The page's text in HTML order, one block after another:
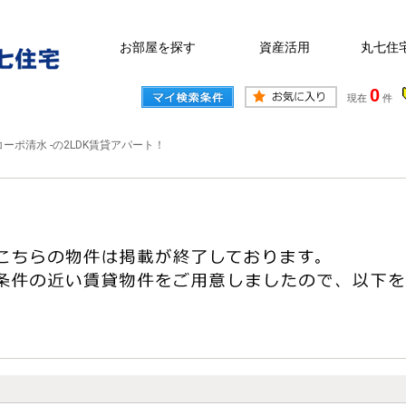
お部屋を探す 資産活用 丸七住
現在 0 件
ーポ清水 -の2LDK賃貸アパート！